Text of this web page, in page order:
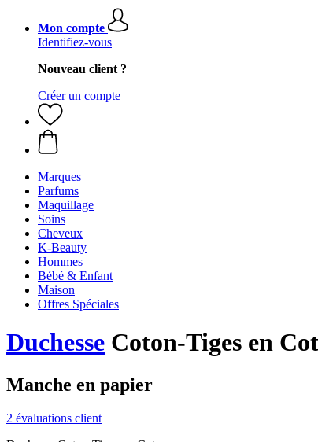
Mon compte
Identifiez-vous
Nouveau client ?
Créer un compte
Marques
Parfums
Maquillage
Soins
Cheveux
K-Beauty
Hommes
Bébé & Enfant
Maison
Offres Spéciales
Duchesse Coton-Tiges en
Manche en papier
2 évaluations client